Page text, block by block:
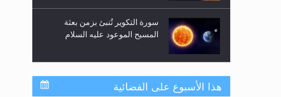
سورة التكوير تُنبئ بزمن بعثة
المسيح الموعود عليه السلام
حقيقة المسيح الدجال
هذا الأسبوع على الفضائية